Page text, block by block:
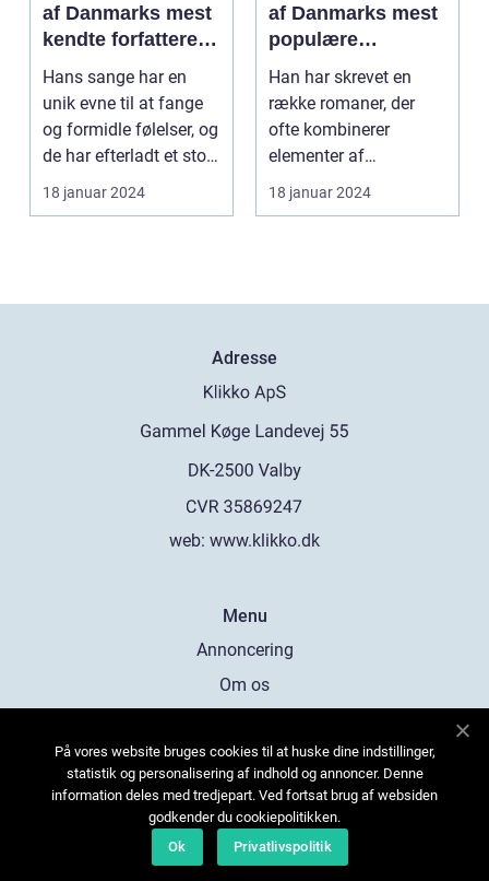
af Danmarks mest
kendte forfattere
og digtere, er også
kendt for sine
smukke sange
Hans sange har en
unik evne til at fange
og formidle følelser, og
de har efterladt et stort
aftryk i...
18 januar 2024
af Danmarks mest
populære
forfattere, kendt
for sine
spændende og
tankevækkende
Han har skrevet en
række romaner, der
ofte kombinerer
elementer af
spænding, filosofi og
det overnat...
18 januar 2024
Adresse
web: www.klikko.dk
Menu
Annoncering
Om os
Kontakt os
Sitemap
På vores website bruges cookies til at huske dine indstillinger,
statistik og personalisering af indhold og annoncer. Denne
information deles med tredjepart. Ved fortsat brug af websiden
godkender du cookiepolitikken.
Ok
Privatlivspolitik